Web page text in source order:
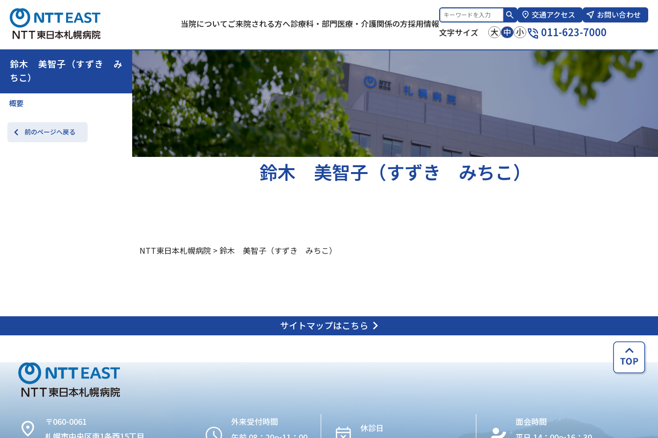
当院についてご来院される方へ診療科・部門医療・介護関係の方採用情報
交通アクセス お問い合わせ
文字サイズ 大 中 小 011-623-7000
鈴木 美智子（すずき み
ちこ）
概要
前のページへ戻る
鈴木 美智子（すずき みちこ）
NTT東日本札幌病院 > 鈴木 美智子（すずき みちこ）
サイトマップはこちら
〒060-0061
外来受付時間
休診日
面会時間